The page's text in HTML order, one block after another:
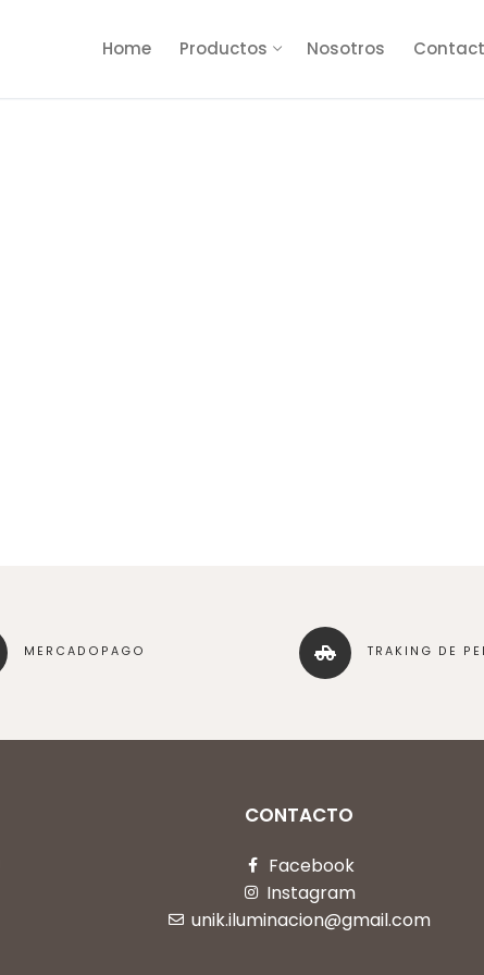
Home Productos Nosotros
MERCADOPAGO TRAKING DE
CONTACTO
Facebook
Instagram
unik.iluminacion@gmail.com